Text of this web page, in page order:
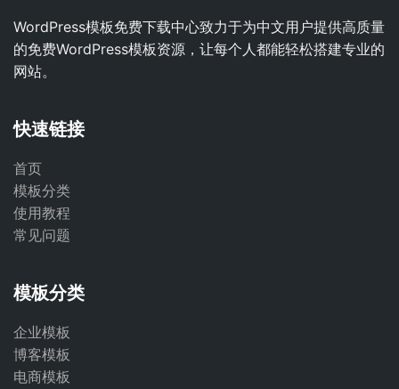
WordPress模板免费下载中心致力于为中文用户提供高质量
的免费WordPress模板资源，让每个人都能轻松搭建专业的
网站。
快速链接
首页
模板分类
使用教程
常见问题
模板分类
企业模板
博客模板
电商模板